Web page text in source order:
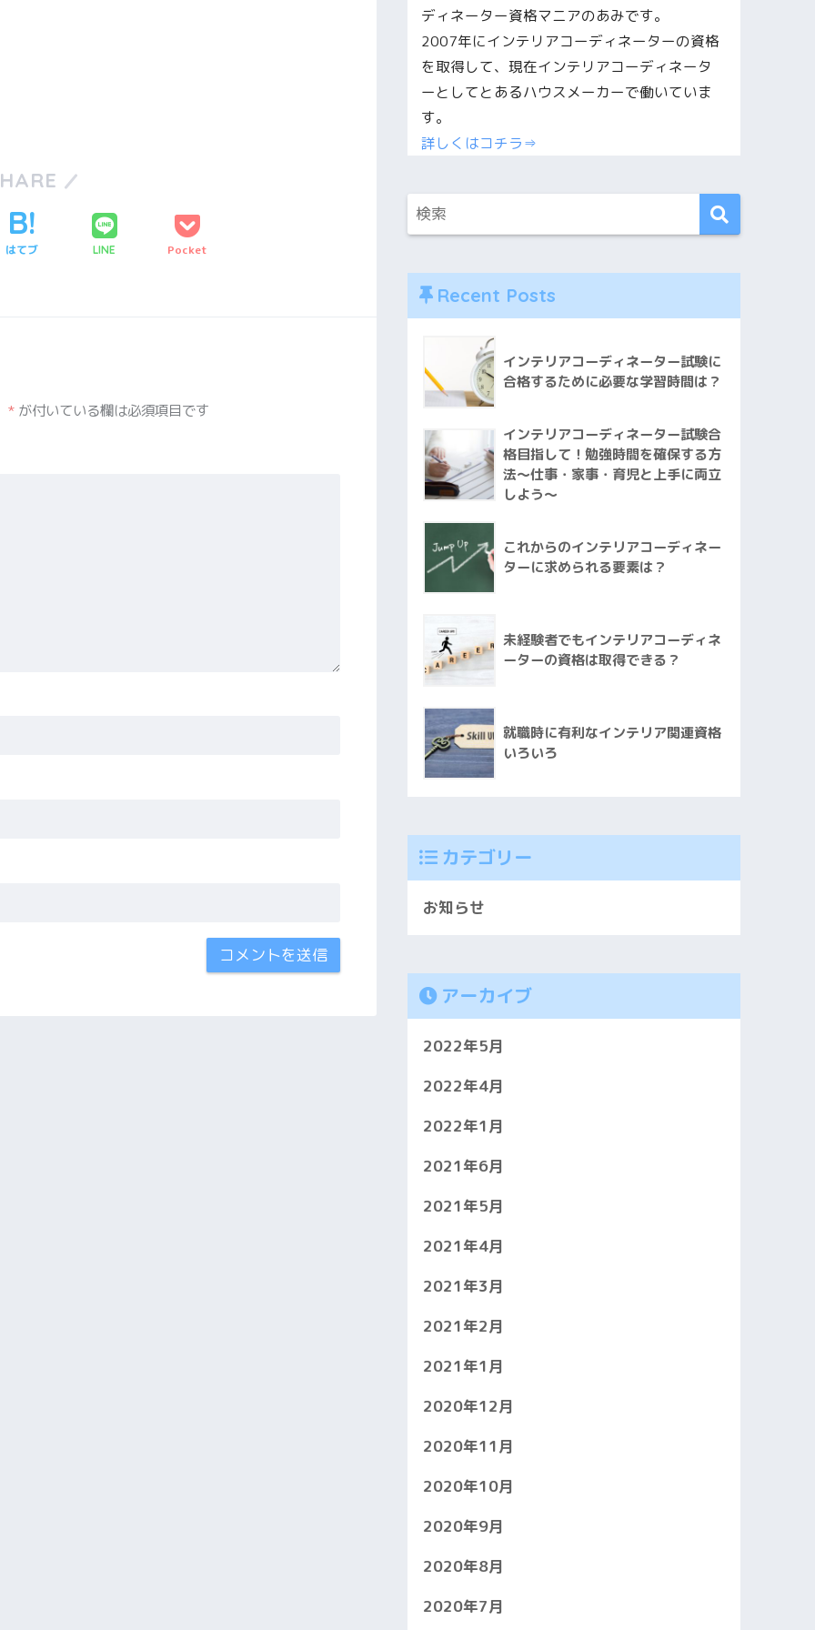
はてブ LINE Pocket
* が付いている欄は必須項目です
ディネーター資格マニアのあみです。
2007年にインテリアコーディネーターの資格
を取得して、現在インテリアコーディネータ
ーとしてとあるハウスメーカーで働いていま
す。
詳しくはコチラ⇒
Recent Posts
インテリアコーディネーター試験に
合格するために必要な学習時間は？
インテリアコーディネーター試験合
格目指して！勉強時間を確保する方
法～仕事・家事・育児と上手に両立
しよう～
これからのインテリアコーディネー
ターに求められる要素は？
未経験者でもインテリアコーディネ
ーターの資格は取得できる？
就職時に有利なインテリア関連資格
いろいろ
カテゴリー
お知らせ
アーカイブ
2022年5月
2022年4月
2022年1月
2021年6月
2021年5月
2021年4月
2021年3月
2021年2月
2021年1月
2020年12月
2020年11月
2020年10月
2020年9月
2020年8月
2020年7月